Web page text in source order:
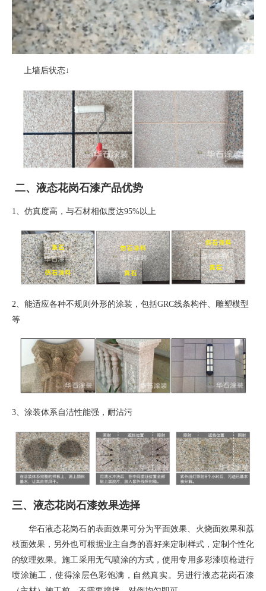
上墙后状态↓
二、液态花岗石漆产品优势
1、 仿真度高，与石材相似度达95%以上
2、 能适应各种不规则外形的涂装，包括GRC线条构件、雕塑模型
等
3、 涂装体系自洁性能强，耐沾污
三、液态花岗石漆效果选择
华石液态花岗石的表面效果可分为平面效果、火烧面效果和荔
枝面效果，另外也可根据业主自身的喜好来定制样式，定制个性化
的纹理效果。施工采用无气喷涂的方式，使用专用多彩漆喷枪进行
喷涂施工，使得涂层色彩饱满，自然真实。另进行液态花岗石漆